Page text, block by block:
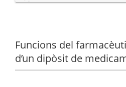
Funcions del
d’un dipòsit de